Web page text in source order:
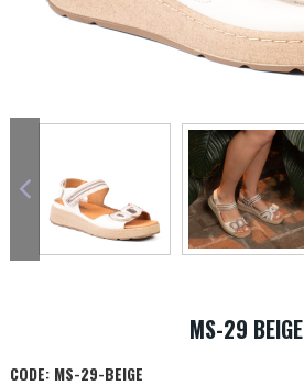
MS-29 BEIGE
CODE:MS-29-BEIGE